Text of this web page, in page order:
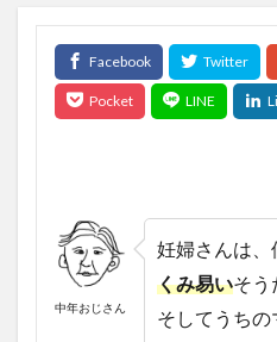
中年おじさん
妊婦さんは
くみ易いそう
そしてうち